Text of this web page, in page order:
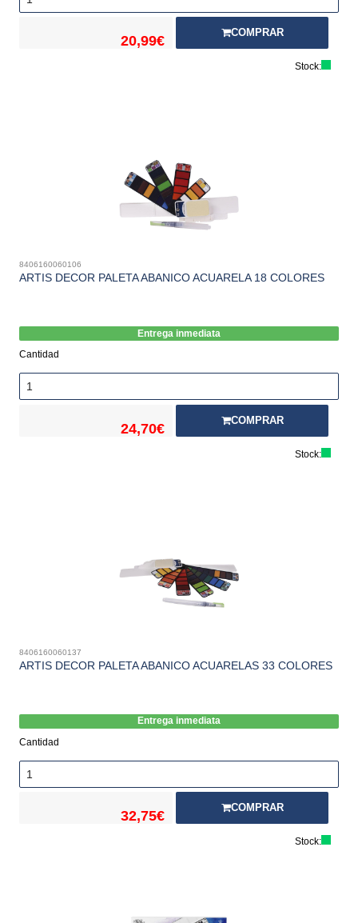
20,99€
COMPRAR
Stock:
8406160060106
ARTIS DECOR PALETA ABANICO ACUARELA 18 COLORES
Entrega inmediata
Cantidad
24,70€
COMPRAR
Stock:
8406160060137
ARTIS DECOR PALETA ABANICO ACUARELAS 33 COLORES
Entrega inmediata
Cantidad
32,75€
COMPRAR
Stock: